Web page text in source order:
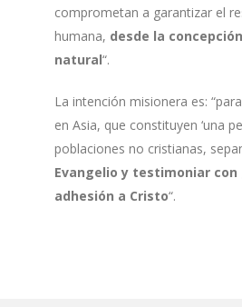
comprometan a garantizar el
humana, desde la
natural“.
La intención misionera es:
en Asia, que constituyen ‘una
poblaciones no cristianas,
Evangelio y testimoniar con
adhesión a Cristo“.